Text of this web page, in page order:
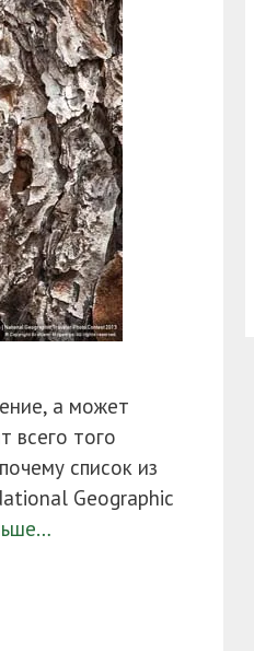
а может
всего того
список из
Geographic